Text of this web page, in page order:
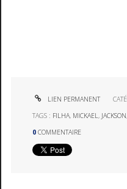
LIEN PERMANENT
TAGS : FILHA, MICKAEL, JACKSON
0 COMMENTAIRE